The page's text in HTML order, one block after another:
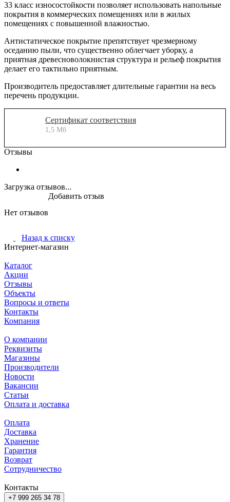
33 класс износостойкости позволяет использовать напольные
покрытия в коммерческих помещениях или в жилых
помещениях с повышенной влажностью.
Антистатическое покрытие препятствует чрезмерному
оседанию пыли, что существенно облегчает уборку, а
приятная древесноволокнистая структура и рельеф покрытия
делает его тактильно приятным.
Производитель предоставляет длительные гарантии на весь
перечень продукции.
Сертификат соответствия
1,5 Мб
Отзывы
Загрузка отзывов...
Нет отзывов
Добавить отзыв
Назад к списку
Интернет-магазин
Каталог
Акции
Отзывы
Объекты
Вопросы и ответы
Контакты
Компания
О компании
Реквизиты
Магазины
Производители
Новости
Вакансии
Статьи
Оплата и доставка
Оплата
Доставка
Хранение
Гарантия
Возврат
Сотрудничество
Контакты
+7 999 265 34 78